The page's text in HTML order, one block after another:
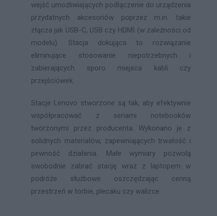
wejść umożliwiających podłączenie do urządzenia
przydatnych akcesoriów poprzez m.in. takie
złącza jak USB-C, USB czy HDMI (w zależności od
modelu). Stacja dokująca to rozwiązanie
eliminujące stosowanie niepotrzebnych i
zabierających sporo miejsca kabli czy
przejściówek.
Stacje Lenovo stworzone są tak, aby efektywnie
współpracować z seriami notebooków
tworzonymi przez producenta. Wykonano je z
solidnych materiałów, zapewniających trwałość i
pewność działania. Małe wymiary pozwolą
swobodnie zabrać stację wraz z laptopem w
podróże służbowe oszczędzając cenną
przestrzeń w torbie, plecaku czy walizce.